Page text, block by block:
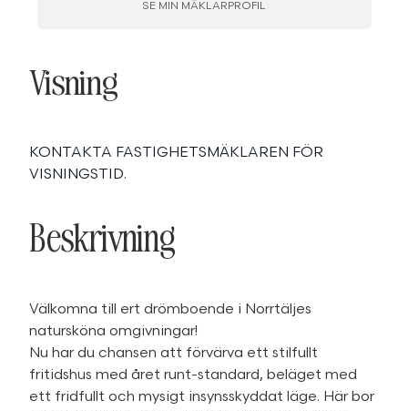
SE MIN MÄKLARPROFIL
Visning
KONTAKTA FASTIGHETSMÄKLAREN FÖR
VISNINGSTID.
Beskrivning
Välkomna till ert drömboende i Norrtäljes
natursköna omgivningar!
Nu har du chansen att förvärva ett stilfullt
fritidshus med året runt-standard, beläget med
ett fridfullt och mysigt insynsskyddat läge. Här bor